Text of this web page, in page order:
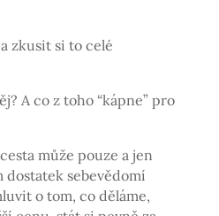
zkusit si to celé
A co z toho “kápne” pro
může pouze a jen
dostatek sebevědomí
o tom, co děláme,